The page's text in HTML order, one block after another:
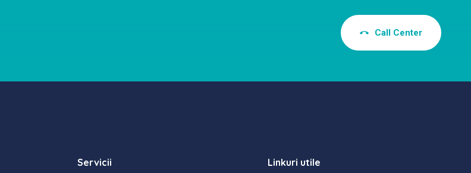
Call Center
Servicii Linkuri utile